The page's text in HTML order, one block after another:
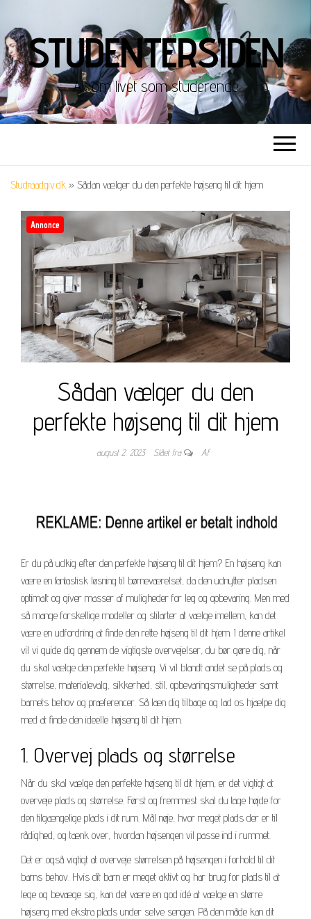
STUDENTERSIDEN
Alt om livet som studerende
Studraadgiv.dk » Sådan vælger du den perfekte højseng til dit hjem
Annonce
Sådan vælger du den
perfekte højseng til dit hjem
august 2, 2023 Slået fra Af
Er du på udkig efter den perfekte højseng til dit hjem? En højseng kan
være en fantastisk løsning til børneværelset, da den udnytter pladsen
optimalt og giver masser af muligheder for leg og opbevaring. Men med
så mange forskellige modeller og stilarter at vælge imellem, kan det
være en udfordring at finde den rette højseng til dit hjem. I denne artikel
vil vi guide dig gennem de vigtigste overvejelser, du bør gøre dig, når
du skal vælge den perfekte højseng. Vi vil blandt andet se på plads og
størrelse, materialevalg, sikkerhed, stil, opbevaringsmuligheder samt
barnets behov og præferencer. Så læn dig tilbage og lad os hjælpe dig
med at finde den ideelle højseng til dit hjem.
1. Overvej plads og størrelse
Når du skal vælge den perfekte højseng til dit hjem, er det vigtigt at
overveje plads og størrelse. Først og fremmest skal du tage højde for
den tilgængelige plads i dit rum. Mål nøje, hvor meget plads der er til
rådighed, og tænk over, hvordan højsengen vil passe ind i rummet.
Det er også vigtigt at overveje størrelsen på højsengen i forhold til dit
barns behov. Hvis dit barn er meget aktivt og har brug for plads til at
lege og bevæge sig, kan det være en god idé at vælge en større
højseng med ekstra plads under selve sengen. På den måde kan dit